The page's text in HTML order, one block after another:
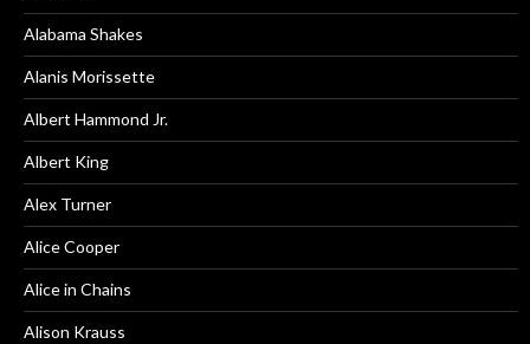
Alabama Shakes
Alanis Morissette
Albert Hammond Jr.
Albert King
Alex Turner
Alice Cooper
Alice in Chains
Alison Krauss